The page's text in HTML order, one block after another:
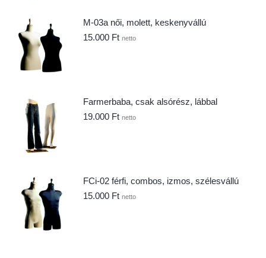
M-03a női, molett, keskenyvállú
15.000 Ft netto
Farmerbaba, csak alsórész, lábbal
19.000 Ft netto
FCi-02 férfi, combos, izmos, szélesvállú
15.000 Ft netto